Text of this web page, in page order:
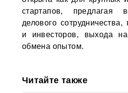
стартапов, предлагая
делового сотрудничества,
и инвесторов, выхода
обмена опытом.
Читайте также